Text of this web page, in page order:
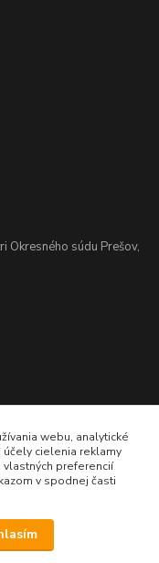
Okresného súdu Prešov,
webu, analytické
cielenia reklamy
preferencií
v spodnej časti